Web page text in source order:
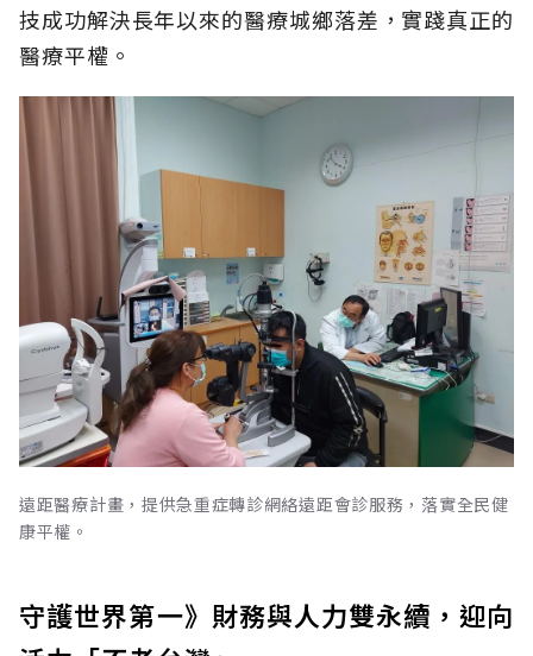
技成功解決長年以來的醫療城鄉落差，實踐真正的
醫療平權。
遠距醫療計畫，提供急重症轉診網絡遠距會診服務，落實全民健
康平權。
守護世界第一》財務與人力雙永續，迎向